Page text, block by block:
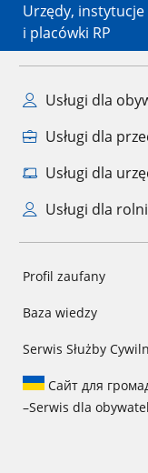
Urzędy, instytucje
i placówki RP
Usługi dla
Usługi dla
Usługi dla
Usługi dla
Profil zaufany
Baza wiedzy
Serwis Służby
Сайт для
–Serwis dla